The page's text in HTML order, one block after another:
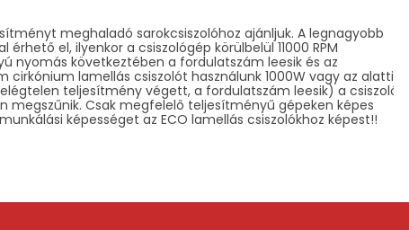
meghaladó sarokcsiszolóhoz ajánljuk. A legnagyobb
el, ilyenkor a csiszológép körülbelül 11000 RPM
nyomás következtében a fordulatszám leesik és az
lamellás csiszolót használunk 1000W vagy az alatti
teljesítmény végett, a fordulatszám leesik) a csiszoló
megszűnik. Csak megfelelő teljesítményű gépeken képes
képességet az ECO lamellás csiszolókhoz képest!!